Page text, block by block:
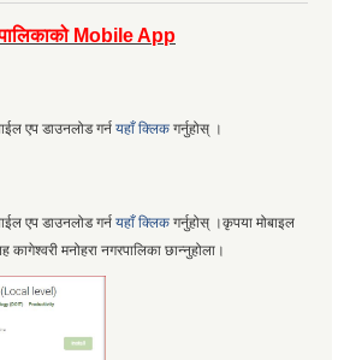
Mobile App
एप डाउनलोड गर्न यहाँ क्लिक गर्नुहोस् ।
एप डाउनलोड गर्न यहाँ क्लिक गर्नुहोस् ।कृपया मोबाइल
मनोहरा नगरपालिका छान्नुहोला।